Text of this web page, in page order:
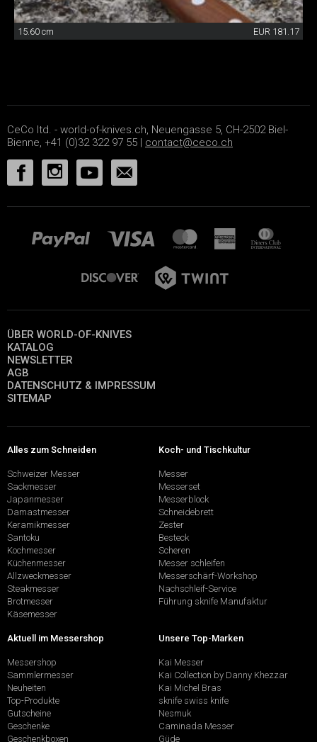
15.60 cm EUR 181.17
CeCo ltd. - world-of-knives.ch, Neuengasse 5, CH-2502 Biel-
Bienne, +41 (0)32 322 97 55 | contact@ceco.ch
ÜBER WORLD-OF-KNIVES
KATALOG
NEWSLETTER
AGB
DATENSCHUTZ & IMPRESSUM
SITEMAP
Alles zum Schneiden
Schweizer Messer
Sackmesser
Japanmesser
Damastmesser
Keramikmesser
Santoku
Kochmesser
Küchenmesser
Allzweckmesser
Steakmesser
Brotmesser
Käsemesser
Koch- und Tischkultur
Messer
Messerset
Messerblock
Schneidebrett
Zester
Besteck
Scheren
Messer schleifen
Messerschärf-Workshop
Nachschleif-Service
Führung sknife Manufaktur
Aktuell im Messershop
Messershop
Sammlermesser
Neuheiten
Top-Produkte
Gutscheine
Geschenke
Geschenkboxen
Unsere Top-Marken
Kai Messer
Kai Collection by Danny Khezzar
Kai Michel Bras
sknife swiss knife
Nesmuk
Caminada Messer
Güde